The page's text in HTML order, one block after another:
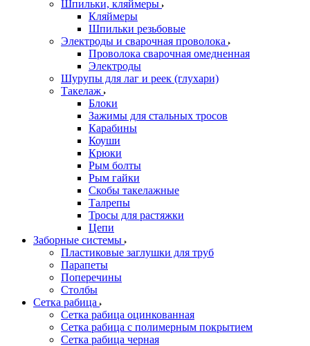
Шпильки, кляймеры
Кляймеры
Шпильки резьбовые
Электроды и сварочная проволока
Проволока сварочная омедненная
Электроды
Шурупы для лаг и реек (глухари)
Такелаж
Блоки
Зажимы для стальных тросов
Карабины
Коуши
Крюки
Рым болты
Рым гайки
Скобы такелажные
Талрепы
Тросы для растяжки
Цепи
Заборные системы
Пластиковые заглушки для труб
Парапеты
Поперечины
Столбы
Сетка рабица
Сетка рабица оцинкованная
Сетка рабица с полимерным покрытием
Сетка рабица черная